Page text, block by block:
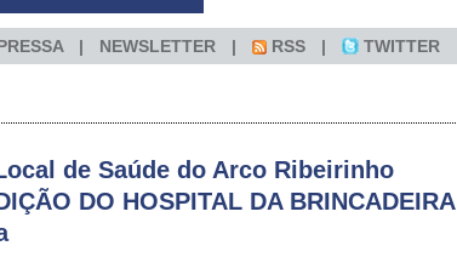
NEWSLETTER RSS TWITTER
de Saúde do Arco Ribeirinho
DO HOSPITAL DA BRINCADEIRA